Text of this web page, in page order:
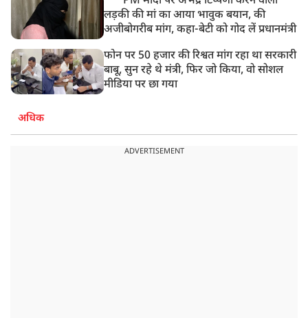
लड़की की मां का आया भावुक बयान, की
अजीबोगरीब मांग, कहा-बेटी को गोद लें प्रधानमंत्री
फोन पर 50 हजार की रिश्वत मांग रहा था सरकारी
बाबू, सुन रहे थे मंत्री, फिर जो किया, वो सोशल
मीडिया पर छा गया
अधिक
ADVERTISEMENT